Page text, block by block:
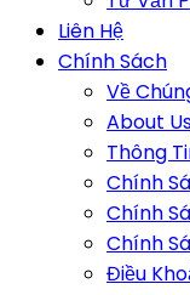
Liên Hệ
Chính Sách
Về
About
Thông
Chính
Chính
Chính
Điều